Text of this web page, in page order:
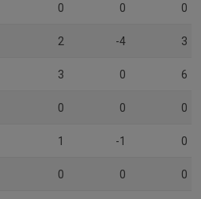
0 0 0
2 -4 3
3 0 6
0 0 0
1 -1 0
0 0 0